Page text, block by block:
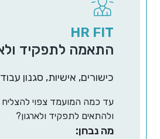
HR FIT
התאמה לתפקיד
כישורים, אישיות, סגנון
עד כמה המועמד צפוי להצליח
ולהתאים לתפקיד ולארגון?
מה נבחן: